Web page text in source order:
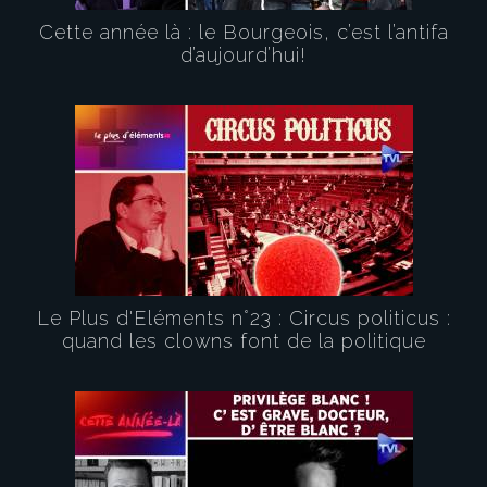
Cette année là : le Bourgeois, c’est l’antifa
d’aujourd’hui!
Le Plus d'Eléments n°23 : Circus politicus :
quand les clowns font de la politique